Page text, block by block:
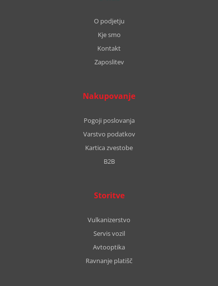
O podjetju
Kje smo
Kontakt
Zaposlitev
Nakupovanje
Pogoji poslovanja
Varstvo podatkov
Kartica zvestobe
B2B
Storitve
Vulkanizerstvo
Servis vozil
Avtooptika
Ravnanje platišč